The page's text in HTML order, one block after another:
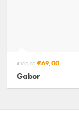
€100,00 €69,00
Gabor